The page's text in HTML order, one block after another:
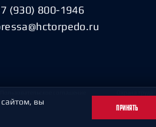
(930) 800-1946
сайтом, вы
ПРИНЯТЬ